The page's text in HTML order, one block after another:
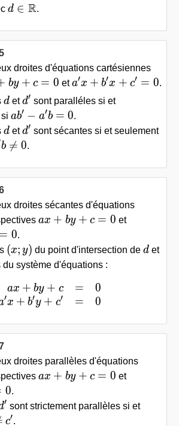
d\in\mathbb{R}
d ∈ R.
droites d'équations cartésiennes
by + c = 0 eta'x+b'x+c'=0
a′x + b′x + c′ = 0.
d
d etd'
d′ sont paralléles si et
ab'-a'b=0
ab′ − a′b = 0.
d
d etd'
d′ sont sécantes si et seulement
b ≠ 0.
droites sécantes d'équations
ax+by+c=0
ax + by + c = 0 et
= 0.
(x;y)
(x; y) du point d'intersection de d
det
système d'équations :
ax+by+c
ax + by + c
′x + b′y + c′
=
=
0
0
droites parallèles d'équations
ax+by+c=0
ax + by + c = 0 et
0.
′ sont strictement parallèles si et
c'
c′.